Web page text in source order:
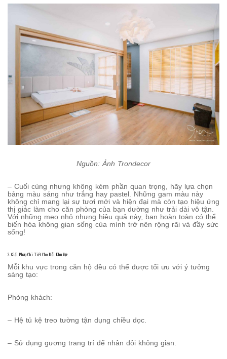
Nguồn: Ảnh Trondecor
– Cuối cùng nhưng không kém phần quan trọng, hãy lựa chọn
bảng màu sáng như trắng hay pastel. Những gam màu này
không chỉ mang lại sự tươi mới và hiện đại mà còn tạo hiệu ứng
thị giác làm cho căn phòng của bạn dường như trải dài vô tận.
Với những mẹo nhỏ nhưng hiệu quả này, bạn hoàn toàn có thể
biến hóa không gian sống của mình trở nên rộng rãi và đầy sức
sống!
3. Giải Pháp Chi Tiết Cho Mỗi Khu Vực
Mỗi khu vực trong căn hộ đều có thể được tối ưu với ý tưởng
sáng tạo:
Phòng khách:
– Hệ tủ kệ treo tường tận dụng chiều dọc.
– Sử dụng gương trang trí để nhân đôi không gian.